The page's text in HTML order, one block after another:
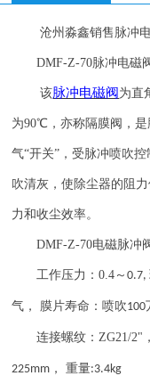
沧州淼鑫销售脉冲
DMF-Z-70脉冲电磁
该脉冲电磁阀为直
为90℃，亦称隔膜阀，是
气“开关”，受脉冲喷吹
吹清灰，使除尘器的阻
力和收尘效率。
DMF-Z-70电磁脉冲
工作压力：0.4 ～0.7,
气， 膜片寿命：喷吹100
连接螺纹：ZG21/2"
225mm ， 重量:3.4kg